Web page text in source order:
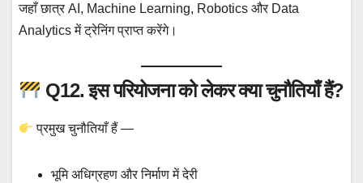
जहाँ छात्र AI, Machine Learning, Robotics और Data
Analytics में ट्रेनिंग प्राप्त करेंगे।
Q12. इस परियोजना को लेकर क्या चुनौतियाँ हैं?
प्रमुख चुनौतियाँ हैं —
भूमि अधिग्रहण और निर्माण में देरी